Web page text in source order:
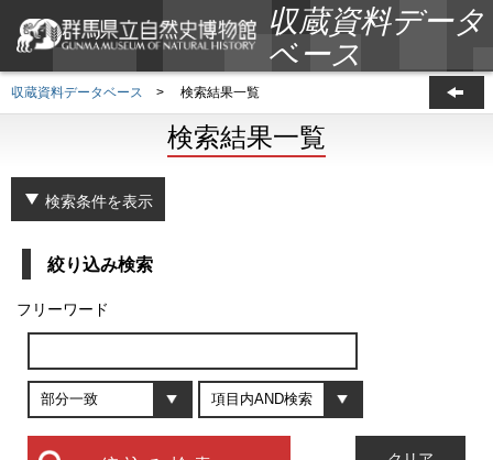
収蔵資料データ
ベース
収蔵資料データベース > 検索結果一覧
検索結果一覧
検索条件を表示
絞り込み検索
フリーワード